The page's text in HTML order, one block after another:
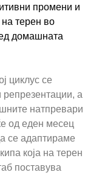
промени и
на терен во
домашната
циклус се
репрезентации, а
натпревари
од еден месец
се адаптираме
која на терен
поставува